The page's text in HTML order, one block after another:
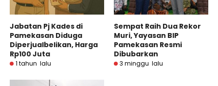
Jabatan Pj Kades di
Pamekasan Diduga
Diperjualbelikan, Harga
Rp100 Juta
1 tahun lalu
Sempat Raih Dua Rekor
Muri, Yayasan BIP
Pamekasan Resmi
Dibubarkan
3 minggu lalu